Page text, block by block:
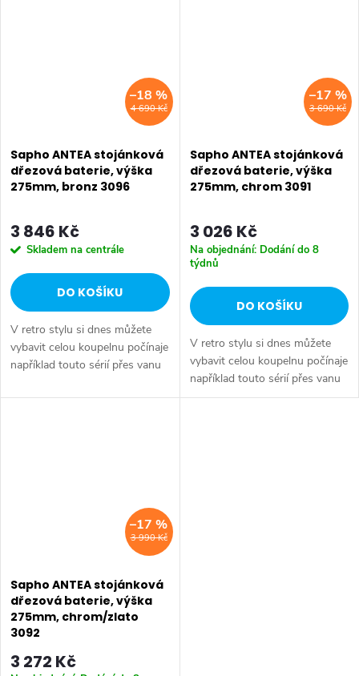
4 690 Kč
–18 %
Sapho ANTEA stojánková
dřezová baterie, výška
275mm, bronz 3096
3 846 Kč
Skladem na centrále
DO KOŠÍKU
V retro stylu si dnes můžete
vybavit celou koupelnu počínaje
například touto sérií přes vanu
keramiku Retro nebo Classic.
3 690 Kč
–17 %
Sapho ANTEA stojánková
dřezová baterie, výška
275mm, chrom 3091
3 026 Kč
Na objednání: Dodání do 8
týdnů
DO KOŠÍKU
V retro stylu si dnes můžete
vybavit celou koupelnu počínaje
například touto sérií přes vanu
Retro, doplňky Diamond až po
3 990 Kč
–17 %
Sapho ANTEA stojánková
dřezová baterie, výška
275mm, chrom/zlato
3092
3 272 Kč